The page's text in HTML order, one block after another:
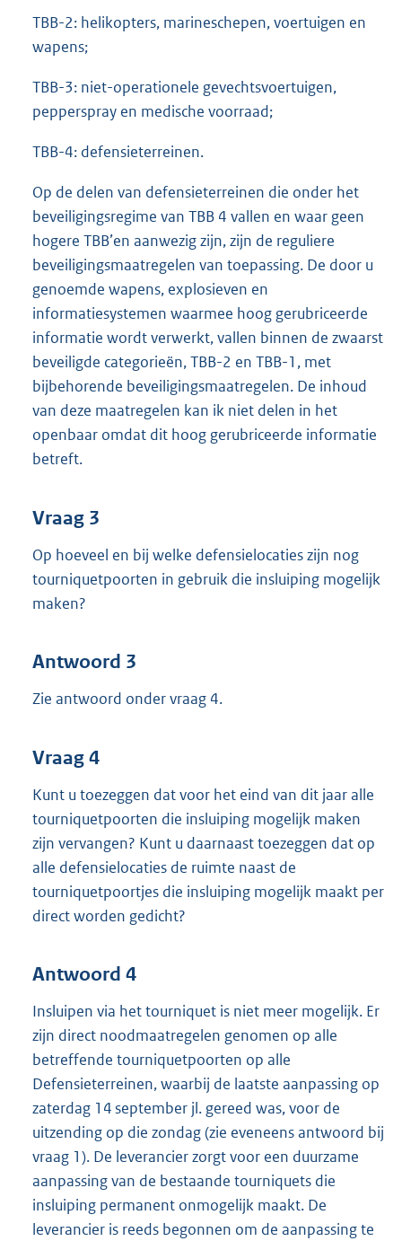
TBB-2: helikopters, marineschepen, voertuigen en
wapens;
TBB-3: niet-operationele gevechtsvoertuigen,
pepperspray en medische voorraad;
TBB-4: defensieterreinen.
Op de delen van defensieterreinen die onder het
beveiligingsregime van TBB 4 vallen en waar geen
hogere TBB’en aanwezig zijn, zijn de reguliere
beveiligingsmaatregelen van toepassing. De door u
genoemde wapens, explosieven en
informatiesystemen waarmee hoog gerubriceerde
informatie wordt verwerkt, vallen binnen de zwaarst
beveiligde categorieën, TBB-2 en TBB-1, met
bijbehorende beveiligingsmaatregelen. De inhoud
van deze maatregelen kan ik niet delen in het
openbaar omdat dit hoog gerubriceerde informatie
betreft.
Vraag 3
Op hoeveel en bij welke defensielocaties zijn nog
tourniquetpoorten in gebruik die insluiping mogelijk
maken?
Antwoord 3
Zie antwoord onder vraag 4.
Vraag 4
Kunt u toezeggen dat voor het eind van dit jaar alle
tourniquetpoorten die insluiping mogelijk maken
zijn vervangen? Kunt u daarnaast toezeggen dat op
alle defensielocaties de ruimte naast de
tourniquetpoortjes die insluiping mogelijk maakt per
direct worden gedicht?
Antwoord 4
Insluipen via het tourniquet is niet meer mogelijk. Er
zijn direct noodmaatregelen genomen op alle
betreffende tourniquetpoorten op alle
Defensieterreinen, waarbij de laatste aanpassing op
zaterdag 14 september jl. gereed was, voor de
uitzending op die zondag (zie eveneens antwoord bij
vraag 1). De leverancier zorgt voor een duurzame
aanpassing van de bestaande tourniquets die
insluiping permanent onmogelijk maakt. De
leverancier is reeds begonnen om de aanpassing te